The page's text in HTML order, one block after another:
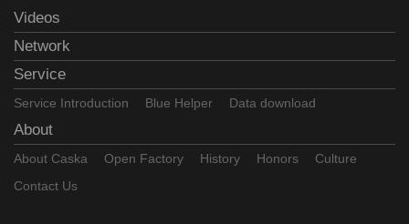
Videos
Network
Service
Service Introduction Blue Helper Data download
About
About Caska Open Factory History Honors
Culture
Contact Us